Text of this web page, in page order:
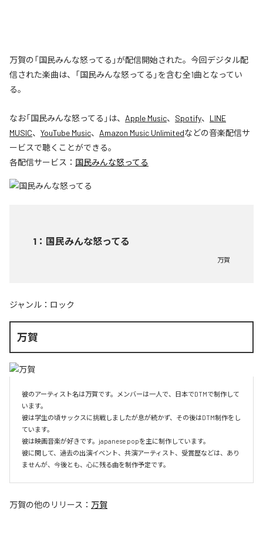
万賀の「国民みんな怒ってる」が配信開始された。今回デジタル配
信された楽曲は、「国民みんな怒ってる」を含む全1曲となってい
る。
なお「国民みんな怒ってる 」は、 Apple Music、 Spotify、 LINE
MUSIC、 YouTube Music、 Amazon Music Unlimitedなどの音楽配信サ
ービスで聴くことができる。
各配信サービス： 国民みんな怒ってる
1 ： 国民みんな怒ってる
万賀
ジャンル： ロック
万賀
彼のアーティスト名は万賀です。メンバーは一人で、日本でDTMで制作して
います。
彼は学生の頃サックスに挑戦しましたが息が続かず、その後はDTM制作をし
ています。
彼は映画音楽が好きです。japanese popを主に制作しています。
彼に関して、過去の出演イベント、共演アーティスト、受賞歴などは、あり
ませんが、今後とも、心に残る曲を制作予定です。
万賀の他のリリース： 万賀